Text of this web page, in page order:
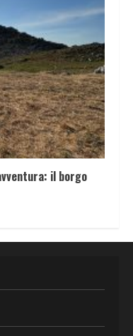
il borgo